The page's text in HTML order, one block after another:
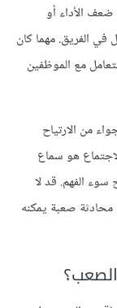
الأداء أو
في الفريق. مهما كان
مع الموظفين
من الارتياح
هو سماع
سوء الفهم. قد لا
صعبة يمكنه